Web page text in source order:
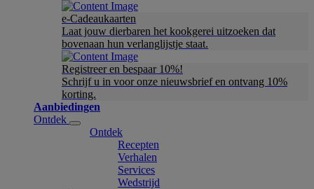
e-Cadeaukaarten
Laat jouw dierbaren het kookgerei uitzoeken dat
bovenaan hun verlanglijstje staat.
Registreer en bespaar 10%!
Schrijf u in voor onze nieuwsbrief en ontvang 10%
korting.
Aanbiedingen
Ontdek
Ontdek
Recepten
Verhalen
Services
Wedstrijd